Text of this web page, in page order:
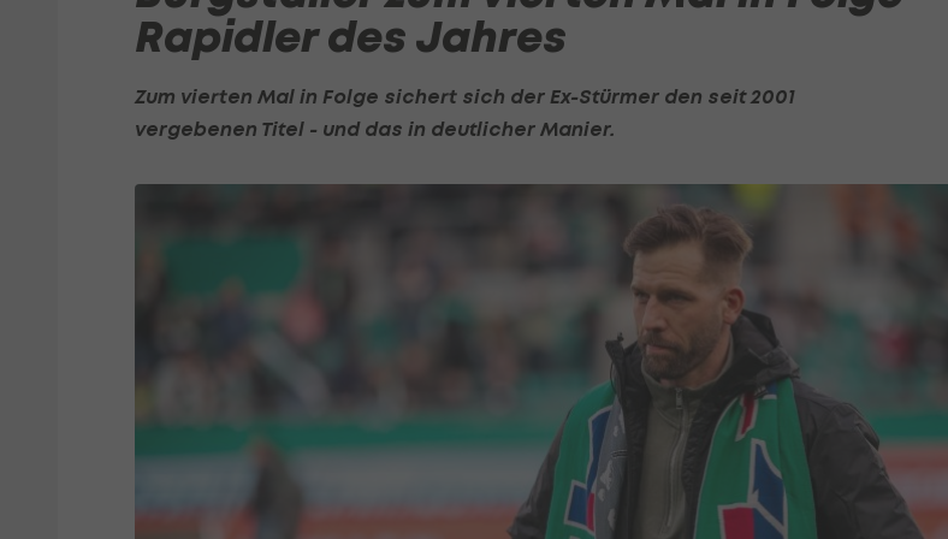
Rapidler des Jahres
Zum vierten Mal in Folge sichert sich der Ex-Stürmer den seit 2001
vergebenen Titel - und das in deutlicher Manier.